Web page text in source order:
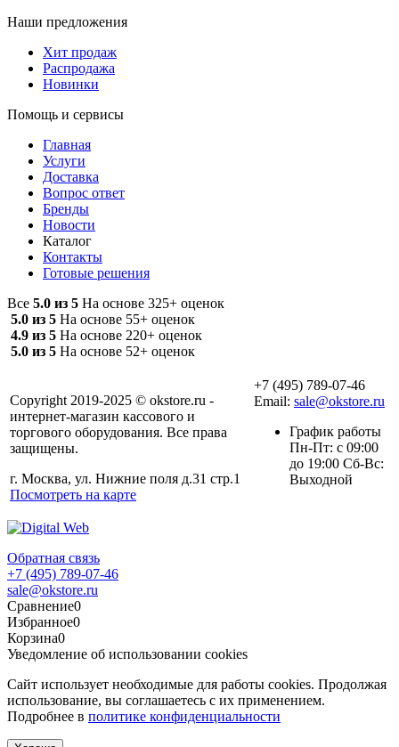
Наши предложения
Хит продаж
Распродажа
Новинки
Помощь и сервисы
Главная
Услуги
Доставка
Вопрос ответ
Бренды
Новости
Каталог
Контакты
Готовые решения
Все 5.0 из 5 На основе 325+ оценок
5.0 из 5 На основе 55+ оценок
4.9 из 5 На основе 220+ оценок
5.0 из 5 На основе 52+ оценок
Copyright 2019-2025 © okstore.ru -
интернет-магазин кассового и
торгового оборудования. Все права
защищены.
г. Москва, ул. Нижние поля д.31 стр.1
Посмотреть на карте
+7 (495) 789-07-46
Email: sale@okstore.ru
График работы
Пн-Пт: с 09:00
до 19:00 Сб-Вс:
Выходной
Обратная связь
+7 (495) 789-07-46
sale@okstore.ru
Сравнение0
Избранное0
Корзина0
Уведомление об использовании cookies
Сайт использует необходимые для работы cookies. Продолжая
использование, вы соглашаетесь с их применением.
Подробнее в политике конфиденциальности